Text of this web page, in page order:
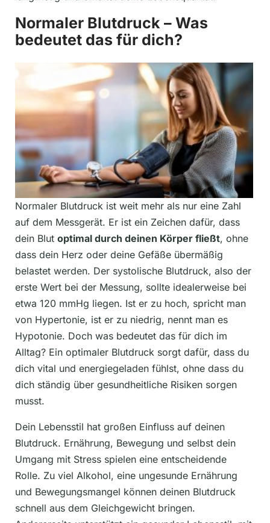
Normaler Blutdruck – Was
bedeutet das für dich?
Normaler Blutdruck ist weit mehr als nur eine Zahl
auf dem Messgerät. Er ist ein Zeichen dafür, dass
dein Blut optimal durch deinen Körper fließt, ohne
dass dein Herz oder deine Gefäße übermäßig
belastet werden. Der systolische Blutdruck, also der
erste Wert bei der Messung, sollte idealerweise bei
etwa 120 mmHg liegen. Ist er zu hoch, spricht man
von Hypertonie, ist er zu niedrig, nennt man es
Hypotonie. Doch was bedeutet das für dich im
Alltag? Ein optimaler Blutdruck sorgt dafür, dass du
dich vital und energiegeladen fühlst, ohne dass du
dich ständig über gesundheitliche Risiken sorgen
musst.
Dein Lebensstil hat großen Einfluss auf deinen
Blutdruck. Ernährung, Bewegung und selbst dein
Umgang mit Stress spielen eine entscheidende
Rolle. Zu viel Alkohol, eine ungesunde Ernährung
und Bewegungsmangel können deinen Blutdruck
schnell aus dem Gleichgewicht bringen.